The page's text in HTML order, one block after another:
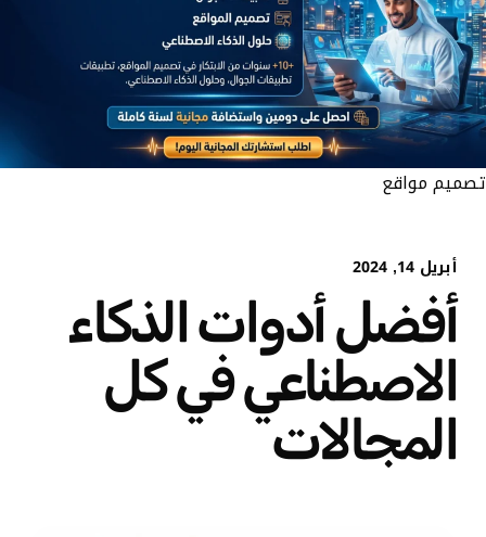
تصميم مواقع
أبريل 14, 2024
أفضل أدوات الذكاء
الاصطناعي في كل
المجالات